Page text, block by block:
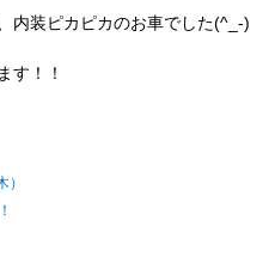
内装ピカピカのお車でした(^_-)
す！！